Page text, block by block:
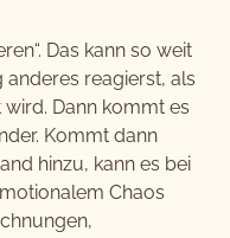
Das kann so weit
reagierst, als
Dann kommt es
Kommt dann
hinzu, kann es bei
Chaos